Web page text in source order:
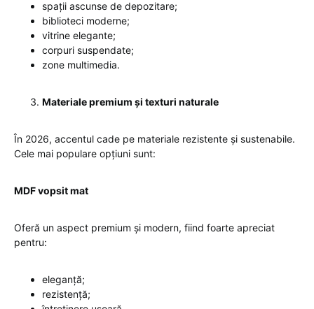
spații ascunse de depozitare;
biblioteci moderne;
vitrine elegante;
corpuri suspendate;
zone multimedia.
Materiale premium și texturi naturale
În 2026, accentul cade pe materiale rezistente și sustenabile.
Cele mai populare opțiuni sunt:
MDF vopsit mat
Oferă un aspect premium și modern, fiind foarte apreciat
pentru:
eleganță;
rezistență;